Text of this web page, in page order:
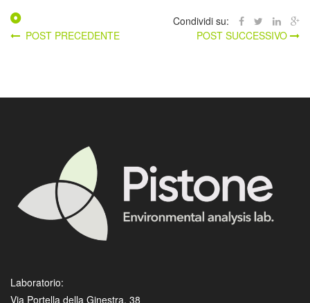
Condividi su:
POST PRECEDENTE
POST SUCCESSIVO
Laboratorio:
Via Portella della Ginestra, 38